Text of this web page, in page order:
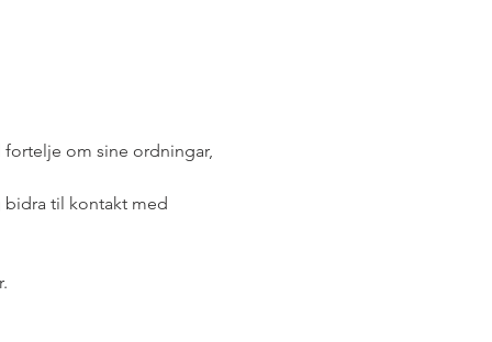
om sine ordningar,
bidra til kontakt med